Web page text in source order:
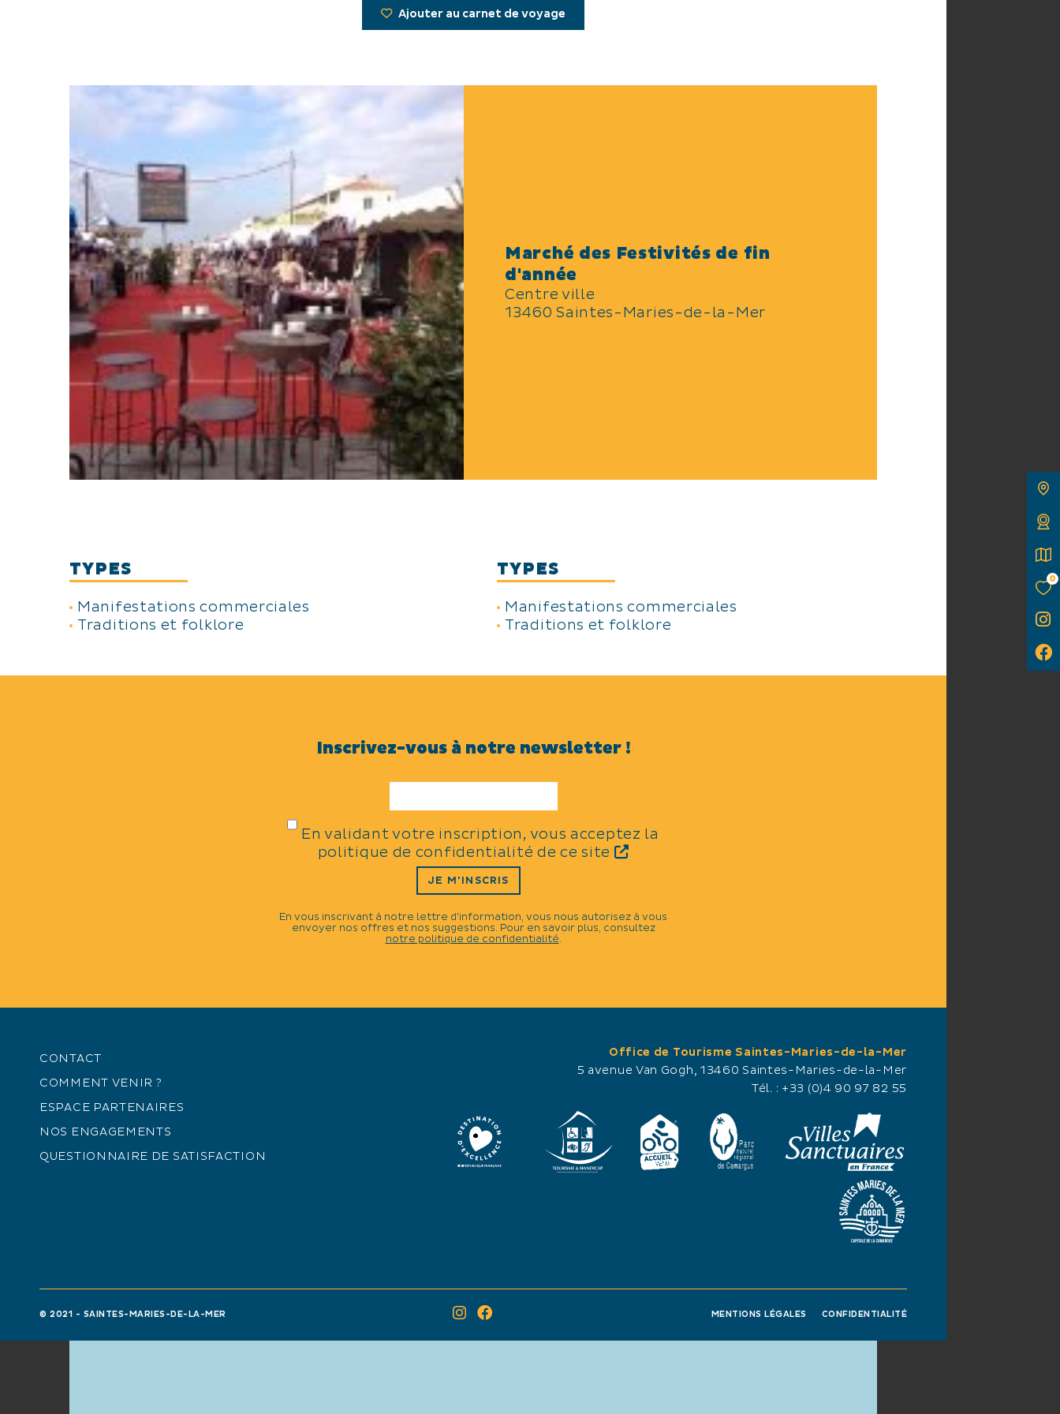
Ajouter au carnet de voyage
Marché des Festivités de fin
d'année
Centre ville
13460 Saintes-Maries-de-la-Mer
TYPES
Manifestations commerciales
Traditions et folklore
Du 28/12 au 07/01, tous les jours.
TYPES
Manifestations commerciales
Traditions et folklore
Fête traditionnelle
Itinéraire vers
Marché des Festivités de fin d'année
0
Inscrivez-vous à notre newsletter !
En validant votre inscription, vous acceptez la
politique de confidentialité de ce site
JE M'INSCRIS
En vous inscrivant à notre lettre d'information, vous nous autorisez à vous
envoyer nos offres et nos suggestions. Pour en savoir plus, consultez
notre politique de confidentialité.
CONTACT
COMMENT VENIR ?
ESPACE PARTENAIRES
NOS ENGAGEMENTS
QUESTIONNAIRE DE SATISFACTION
Office de Tourisme Saintes-Maries-de-la-Mer
5 avenue Van Gogh, 13460 Saintes-Maries-de-la-Mer
Tél. : +33 (0)4 90 97 82 55
© 2021 - SAINTES-MARIES-DE-LA-MER MENTIONS LÉGALES CONFIDENTIALITÉ